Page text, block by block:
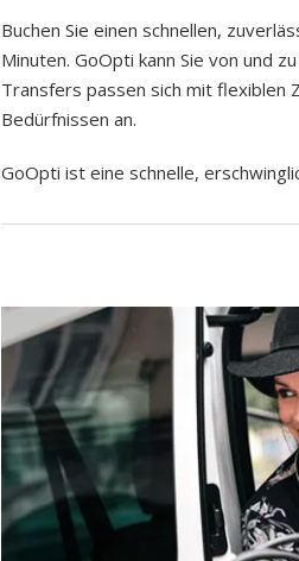
Buchen Sie einen schnellen,
Minuten. GoOpti kann Sie von und
Transfers passen sich mit flexiblen
Bedürfnissen an.
GoOpti ist eine schnelle,